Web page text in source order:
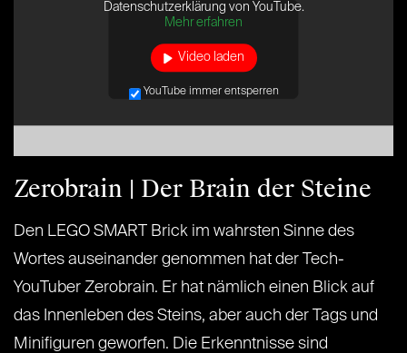
Datenschutzerklärung von YouTube.
Mehr erfahren
Video laden
YouTube immer entsperren
Zerobrain | Der Brain der Steine
Den LEGO SMART Brick im wahrsten Sinne des
Wortes auseinander genommen hat der Tech-
YouTuber Zerobrain. Er hat nämlich einen Blick auf
das Innenleben des Steins, aber auch der Tags und
Minifiguren geworfen. Die Erkenntnisse sind